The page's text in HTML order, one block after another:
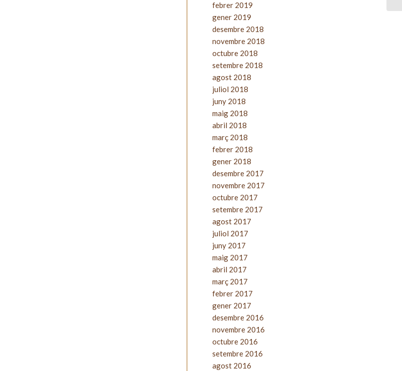
febrer 2019
gener 2019
desembre 2018
novembre 2018
octubre 2018
setembre 2018
agost 2018
juliol 2018
juny 2018
maig 2018
abril 2018
març 2018
febrer 2018
gener 2018
desembre 2017
novembre 2017
octubre 2017
setembre 2017
agost 2017
juliol 2017
juny 2017
maig 2017
abril 2017
març 2017
febrer 2017
gener 2017
desembre 2016
novembre 2016
octubre 2016
setembre 2016
agost 2016